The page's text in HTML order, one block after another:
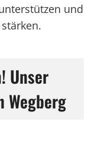
und
Unser